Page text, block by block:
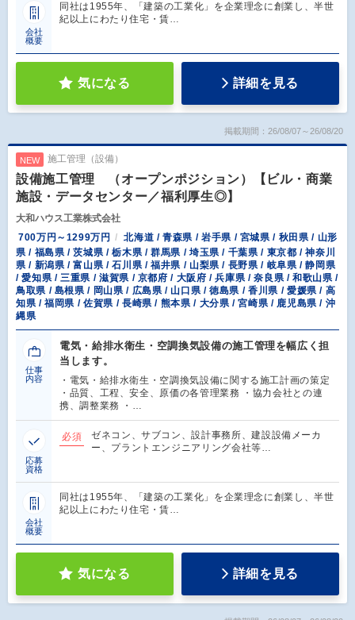
会社
概要
同社は1955年、「建築の工業化」を企業理念に創業し、半世
紀以上にわたり住宅・賃…
気になる 詳細を見る
掲載期間：26/08/07～26/08/20
NEW 施工管理（設備）
設備施工管理 （オープンポジション）【ビル・商業
施設・データセンター／福利厚生◎】
大和ハウス工業株式会社
700万円～1299万円
北海道 / 青森県 / 岩手県 / 宮城県 / 秋田県 / 山形
県 / 福島県 / 茨城県 / 栃木県 / 群馬県 / 埼玉県 / 千葉県 / 東京都 / 神奈川
県 / 新潟県 / 富山県 / 石川県 / 福井県 / 山梨県 / 長野県 / 岐阜県 / 静岡県
/ 愛知県 / 三重県 / 滋賀県 / 京都府 / 大阪府 / 兵庫県 / 奈良県 / 和歌山県 /
鳥取県 / 島根県 / 岡山県 / 広島県 / 山口県 / 徳島県 / 香川県 / 愛媛県 / 高
知県 / 福岡県 / 佐賀県 / 長崎県 / 熊本県 / 大分県 / 宮崎県 / 鹿児島県 / 沖
縄県
仕事
内容
電気・給排水衛生・空調換気設備の施工管理を幅広く担
当します。
・電気・給排水衛生・空調換気設備に関する施工計画の策定
・品質、工程、安全、原価の各管理業務 ・協力会社との連
携、調整業務 ・…
応募
資格
必須
ゼネコン、サブコン、設計事務所、建設設備メーカ
ー、プラントエンジニアリング会社等…
会社
概要
同社は1955年、「建築の工業化」を企業理念に創業し、半世
紀以上にわたり住宅・賃…
気になる 詳細を見る